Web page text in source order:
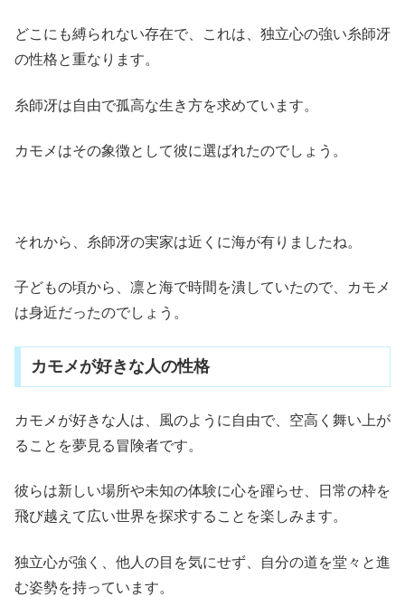
どこにも縛られない存在で、これは、独立心の強い糸師冴
の性格と重なります。
糸師冴は自由で孤高な生き方を求めています。
カモメはその象徴として彼に選ばれたのでしょう。
それから、糸師冴の実家は近くに海が有りましたね。
子どもの頃から、凛と海で時間を潰していたので、カモメ
は身近だったのでしょう。
カモメが好きな人の性格
カモメが好きな人は、風のように自由で、空高く舞い上が
ることを夢見る冒険者です。
彼らは新しい場所や未知の体験に心を躍らせ、日常の枠を
飛び越えて広い世界を探求することを楽しみます。
独立心が強く、他人の目を気にせず、自分の道を堂々と進
む姿勢を持っています。